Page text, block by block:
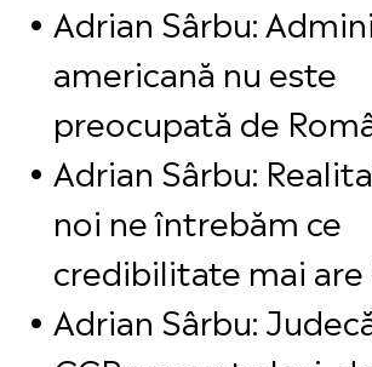
Adrian Sârbu:
americană nu este
preocupată de
Adrian Sârbu:
noi ne întrebăm ce
credibilitate mai are
Adrian Sârbu: